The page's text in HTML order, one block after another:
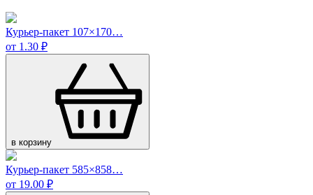
Курьер-пакет 107×170…
от 1.30 ₽
в корзину
Курьер-пакет 585×858…
от 19.00 ₽